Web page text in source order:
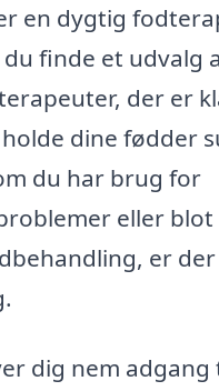
en dygtig
du finde et udvalg
der er
dine fødder
du har brug for
eller
er der
dig nem adgang